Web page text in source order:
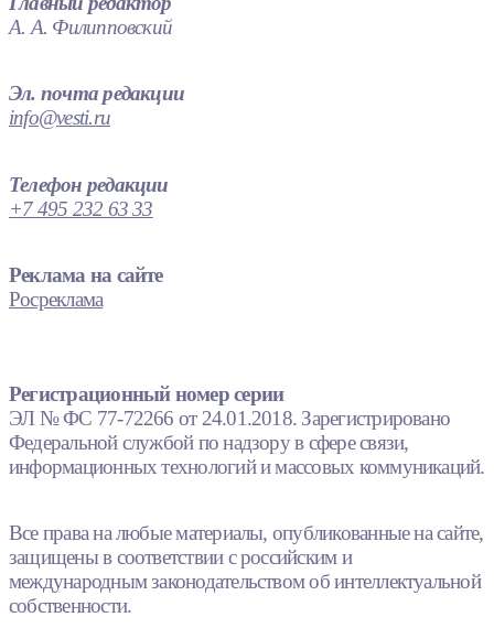
А. А. Филипповский
Эл. почта редакции
info@vesti.ru
Телефон редакции
+7 495 232 63 33
Реклама на сайте
Росреклама
Регистрационный номер серии
ЭЛ № ФС 77-72266 от 24.01.2018. Зарегистрировано
Федеральной службой по надзору в сфере связи,
информационных технологий и массовых коммуникаций.
Все права на любые материалы, опубликованные на сайте,
защищены в соответствии с российским и
международным законодательством об интеллектуальной
собственности.